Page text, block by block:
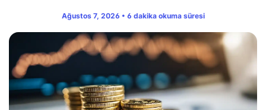
Ağustos 7, 2026 • 6 dakika okuma süresi